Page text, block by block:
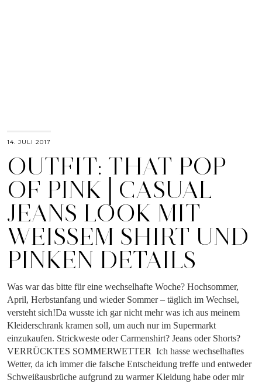
14. JULI 2017
OUTFIT: THAT POP
OF PINK│CASUAL
JEANS LOOK MIT
WEISSEM SHIRT UND P
INKEN DETAILS
Was war das bitte für eine wechselhafte Woche? Hochsommer,
April, Herbstanfang und wieder Sommer – täglich im Wechsel,
versteht sich!Da wusste ich gar nicht mehr was ich aus meinem
Kleiderschrank kramen soll, um auch nur im Supermarkt
einzukaufen. Strickweste oder Carmenshirt? Jeans oder Shorts?
VERRÜCKTES SOMMERWETTER Ich hasse wechselhaftes
Wetter, da ich immer die falsche Entscheidung treffe und entweder
Schweißausbrüche aufgrund zu warmer Kleidung habe oder mir